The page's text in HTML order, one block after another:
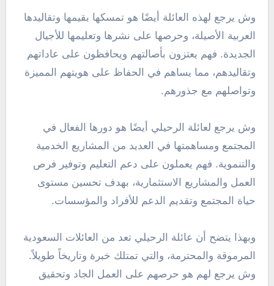
وش يرجع لهذه العائلة أيضًا هو تمسكها بقيمها وتقاليدها
العربية الأصيلة، وحرصها على نشرها وتعليمها للأجيال
الجديدة. فهم يعتزون بأصالتهم ويحافظون على عاداتهم
وتقاليدهم، مما يساهم في الحفاظ على هويتهم المميزة
وتواصلهم مع جذورهم.
وش يرجع لعائلة الرحيلي أيضًا هو دورها الفعال في
المجتمع ومساهمتها في العديد من المشاريع الخدمية
والتنموية. فهم يعملون على دعم التعليم وتوفير فرص
العمل والمشاريع الاستثمارية، بهدف تحسين مستوى
حياة المجتمع وتقديم الدعم للأفراد والمؤسسات.
وبهذا يتضح أن عائلة الرحيلي تعد من العائلات السعودية
المرموقة والمحترمة، والتي تمتلك خبرة وتاريخاً طويلاً.
وش يرجع لهم هو حرصهم على العمل الجاد وتحقيق